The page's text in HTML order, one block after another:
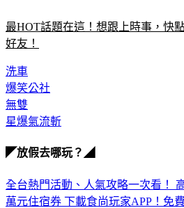
最HOT話題在這！想跟上時事，快
好友！
洗車
爆笑公社
無雙
星爆氣流斬
◤放假去哪玩？◢
全台熱門活動、人氣攻略一次看！
萬元住宿券 下載食尚玩家APP！免